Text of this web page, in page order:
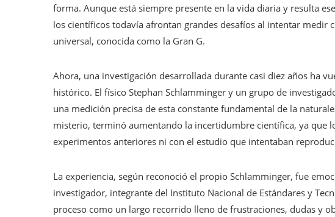
forma. Aunque está siempre presente en la vida diaria y resulta
los científicos todavía afrontan grandes desafíos al intentar medir
universal, conocida como la Gran G.
Ahora, una investigación desarrollada durante casi diez años ha
histórico. El físico Stephan Schlamminger y un grupo de
una medición precisa de esta constante fundamental de la
misterio, terminó aumentando la incertidumbre científica, ya que
experimentos anteriores ni con el estudio que intentaban
La experiencia, según reconoció el propio Schlamminger, fue
investigador, integrante del Instituto Nacional de Estándares y
proceso como un largo recorrido lleno de frustraciones, dudas y